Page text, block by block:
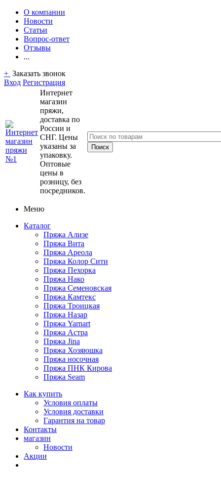
О компании
Новости
Статьи
Вопрос-ответ
Отзывы
...
+ Заказать звонок
Вход Регистрация
Интернет
магазин
пряжи,
доставка по
России и
СНГ. Цены
указаны за
упаковку.
Оптовые
цены в
розницу, без
посредников.
Меню
Каталог
Пряжа Ализе
Пряжа Вита
Пряжа Ареола
Пряжа Колор Сити
Пряжа Пехорка
Пряжа Нако
Пряжа Семеновская
Пряжа Камтекс
Пряжа Троицкая
Пряжа Назар
Пряжа Yarnart
Пряжа Астра
Пряжа Jina
Пряжа Хозяюшка
Пряжа носочная
Пряжа ПНК Кирова
Пряжа Seam
Как купить
Условия оплаты
Условия доставки
Гарантия на товар
Контакты
магазин
Новости
Акции